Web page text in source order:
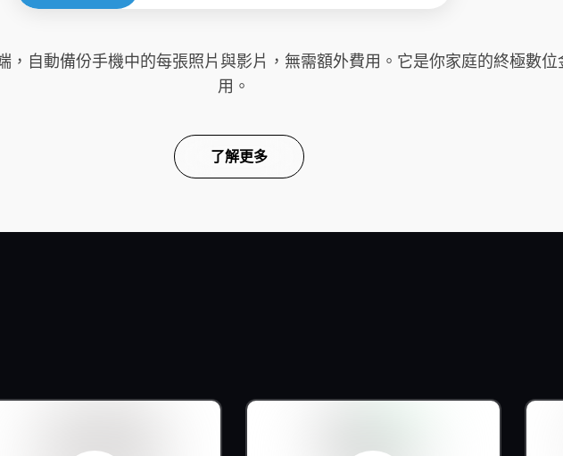
，自動備份手機中的每張照片與影片，無需額外費用。它是你家庭的終極數
用。
了解更多